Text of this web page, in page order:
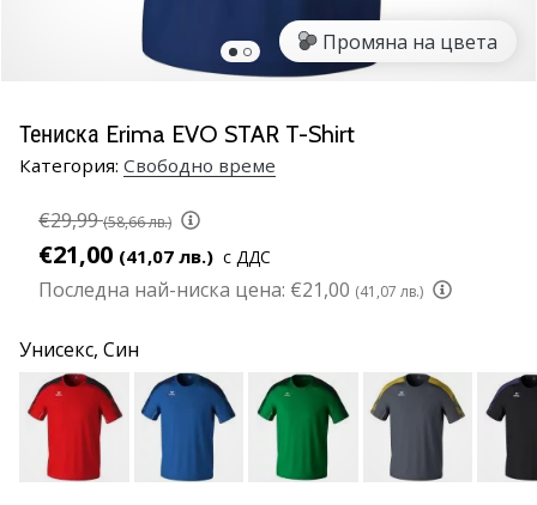
страст
като
Присъединете
се
амбасадор
марката.
11. 8. 2022
1 мин. четене
Промяна на цвета
Тениска Erima EVO STAR T-Shirt
Категория: Cвободно време
€29,99 (58,66 лв.)
€21,00 (41,07 лв.) с ДДС
Последна най-ниска цена: €21,00 (41,07 лв.)
Унисекс, Син